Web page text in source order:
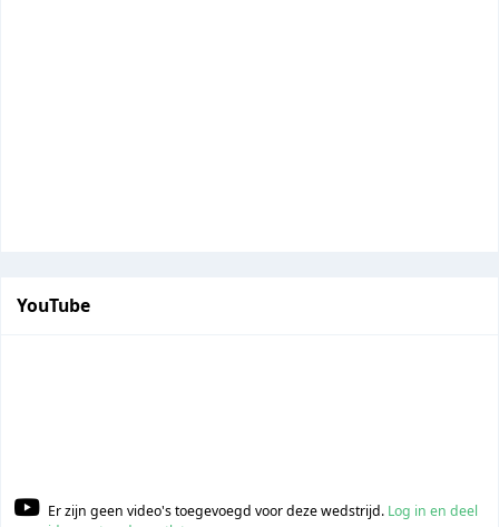
YouTube
Er zijn geen video's toegevoegd voor deze wedstrijd. Log in en deel